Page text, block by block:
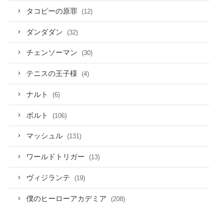
タコピーの原罪 (12)
ダンダダン (32)
チェンソーマン (30)
テニスの王子様 (4)
ナルト (6)
ボルト (106)
マッシュル (131)
ワールドトリガー (13)
ヴィジランテ (19)
僕のヒーローアカデミア (208)